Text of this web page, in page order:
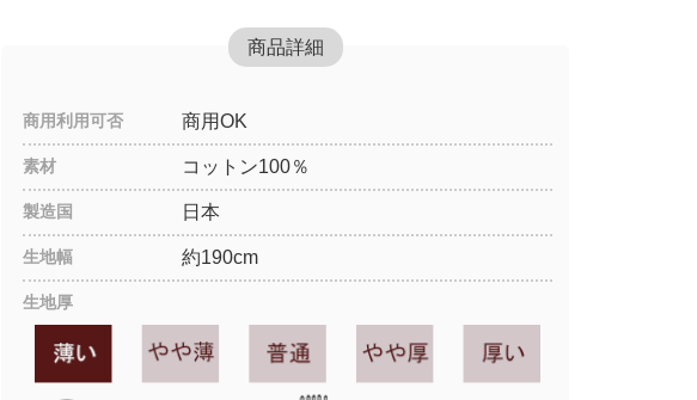
商品詳細
商用利用可否 商用OK
素材 コットン100％
製造国 日本
生地幅 約190cm
生地厚